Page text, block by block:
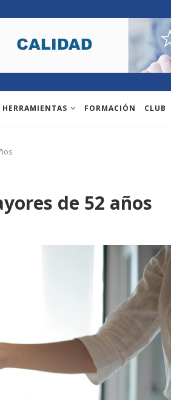
HERRAMIENTAS FORMACIÓN CLUB
de 52 años